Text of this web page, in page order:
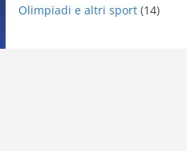
Olimpiadi e altri sport(14)